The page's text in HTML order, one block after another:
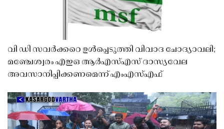
വി ഡി സവർക്കറെ ഉൾപ്പെടുത്തി വിവാദ ചോദ്യാവലി;
മഞ്ചേശ്വരം എഇഒ ആർഎസ്എസ് ദാസ്യവേല
അവസാനിപ്പിക്കണമെന്ന് എംഎസ്എഫ്